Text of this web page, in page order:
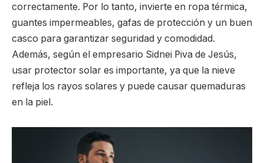
correctamente. Por lo tanto, invierte en ropa térmica,
guantes impermeables, gafas de protección y un buen
casco para garantizar seguridad y comodidad.
Además, según el empresario Sidnei Piva de Jesús,
usar protector solar es importante, ya que la nieve
refleja los rayos solares y puede causar quemaduras
en la piel.